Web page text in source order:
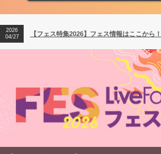
【ライブ動員ランキング】2026年上半期編
2026
04/27
【フェス特集2026】フェス情報はここから！
2026
【ライブ動員ランキング】2026年上半期編